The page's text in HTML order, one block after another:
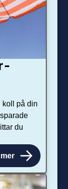
koll på din
du